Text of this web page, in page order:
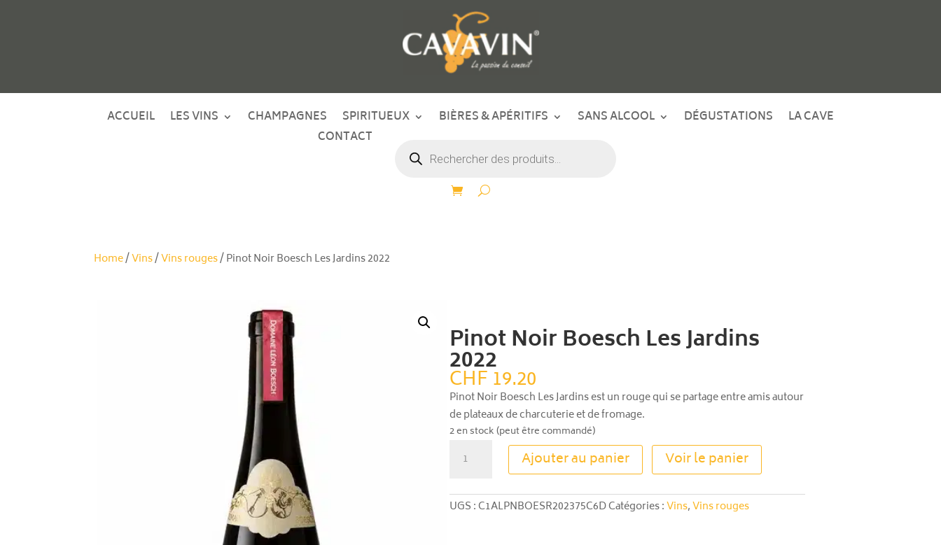
ACCUEIL LES VINS CHAMPAGNES SPIRITUEUX BIÈRES & APÉRITIFS SANS ALCOOL DÉGUSTATIONS
LA CAVE
CONTACT
produits
Home/Vins/Vins rouges/ Pinot Noir Boesch Les Jardins 2022
Pinot Noir Boesch Les Jardins
2022
CHF19.20
Pinot Noir Boesch Les Jardins est un rouge qui se partage entre amis autour
de plateaux de charcuterie et de fromage.
2 en stock (peut être commandé)
Noir
Boesch
Ajouter au panier Voir le panier
A
e
UGS :C1ALPNBOESR202375C6DCatégories :Vins,Vins rouges